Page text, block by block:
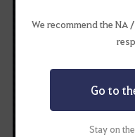
We recommend the NA
Go to
Stay on
Reza a lenda que,
por território, Cartian
O famoso "Livro de
não conseguem lidar